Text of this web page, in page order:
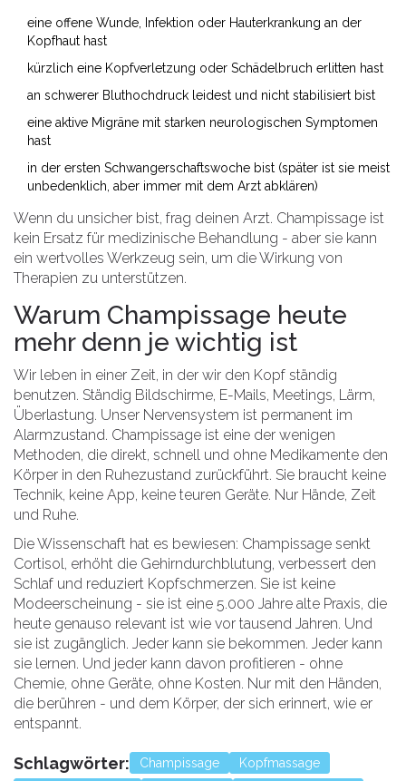
eine offene Wunde, Infektion oder Hauterkrankung an der
Kopfhaut hast
kürzlich eine Kopfverletzung oder Schädelbruch erlitten hast
an schwerer Bluthochdruck leidest und nicht stabilisiert bist
eine aktive Migräne mit starken neurologischen Symptomen
hast
in der ersten Schwangerschaftswoche bist (später ist sie meist
unbedenklich, aber immer mit dem Arzt abklären)
Wenn du unsicher bist, frag deinen Arzt. Champissage ist
kein Ersatz für medizinische Behandlung - aber sie kann
ein wertvolles Werkzeug sein, um die Wirkung von
Therapien zu unterstützen.
Warum Champissage heute
mehr denn je wichtig ist
Wir leben in einer Zeit, in der wir den Kopf ständig
benutzen. Ständig Bildschirme, E-Mails, Meetings, Lärm,
Überlastung. Unser Nervensystem ist permanent im
Alarmzustand. Champissage ist eine der wenigen
Methoden, die direkt, schnell und ohne Medikamente den
Körper in den Ruhezustand zurückführt. Sie braucht keine
Technik, keine App, keine teuren Geräte. Nur Hände, Zeit
und Ruhe.
Die Wissenschaft hat es bewiesen: Champissage senkt
Cortisol, erhöht die Gehirndurchblutung, verbessert den
Schlaf und reduziert Kopfschmerzen. Sie ist keine
Modeerscheinung - sie ist eine 5.000 Jahre alte Praxis, die
heute genauso relevant ist wie vor tausend Jahren. Und
sie ist zugänglich. Jeder kann sie bekommen. Jeder kann
sie lernen. Und jeder kann davon profitieren - ohne
Chemie, ohne Geräte, ohne Kosten. Nur mit den Händen,
die berühren - und dem Körper, der sich erinnert, wie er
entspannt.
Schlagwörter: Champissage
Kopfmassage